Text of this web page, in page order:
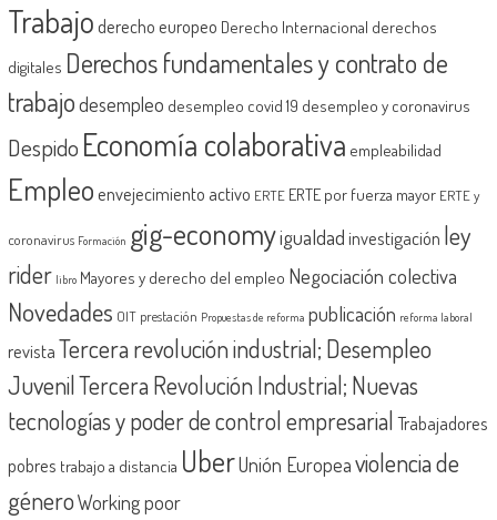
Trabajoderecho europeo Derecho Internacional derechos
digitales Derechos fundamentales y contrato de
trabajodesempleo desempleo covid 19 desempleo y coronavirus
Despido Economía colaborativa empleabilidad
Empleoenvejecimiento activo ERTE ERTE por fuerza mayor ERTE y
coronavirus Formación gig-economyigualdadinvestigación ley
rider libro Mayores y derecho del empleo Negociación colectiva
Novedades OIT prestación Propuestas de reforma publicación reforma laboral
revistaTercera revolución industrial; Desempleo
JuvenilTercera Revolución Industrial; Nuevas
tecnologías y poder de control empresarial Trabajadores
pobres trabajo a distancia UberUnión Europeaviolencia de
géneroWorking poor